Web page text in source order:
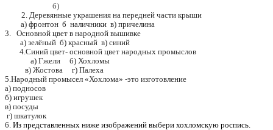
б)
2. Деревянные украшения на передней части крыши
а) фронтон б наличники в) причелина
3. Основной цвет в народной вышивке
а) зелёный б) красный в) синий
4.Синий цвет- основной цвет народных промыслов
а) Гжели б) Хохломы
в) Жостова г) Палеха
5.Народный промысел «Хохлома» -это изготовление
а) подносов
б) игрушек
в) посуды
г) шкатулок
6. Из представленных ниже изображений выбери хохломскую роспись.